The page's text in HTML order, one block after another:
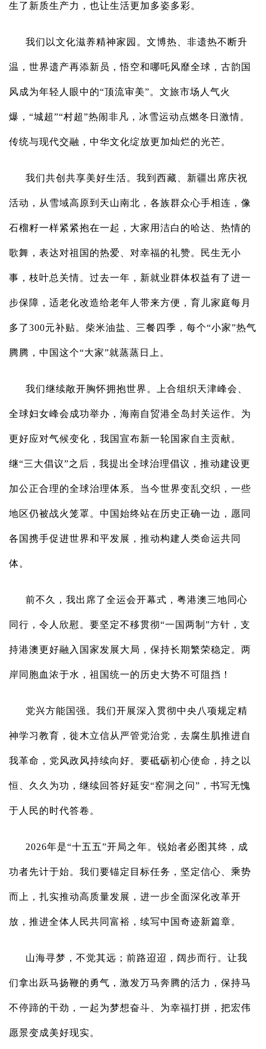
生了新质生产力，也让生活更加多姿多彩。
我们以文化滋养精神家园。文博热、非遗热不断升
温，世界遗产再添新员，悟空和哪吒风靡全球，古韵国
风成为年轻人眼中的“顶流审美”。文旅市场人气火
爆，“城超”“村超”热闹非凡，冰雪运动点燃冬日激情。
传统与现代交融，中华文化绽放更加灿烂的光芒。
我们共创共享美好生活。我到西藏、新疆出席庆祝
活动，从雪域高原到天山南北，各族群众心手相连，像
石榴籽一样紧紧抱在一起，大家用洁白的哈达、热情的
歌舞，表达对祖国的热爱、对幸福的礼赞。民生无小
事，枝叶总关情。过去一年，新就业群体权益有了进一
步保障，适老化改造给老年人带来方便，育儿家庭每月
多了300元补贴。柴米油盐、三餐四季，每个“小家”热气
腾腾，中国这个“大家”就蒸蒸日上。
我们继续敞开胸怀拥抱世界。上合组织天津峰会、
全球妇女峰会成功举办，海南自贸港全岛封关运作。为
更好应对气候变化，我国宣布新一轮国家自主贡献。
继“三大倡议”之后，我提出全球治理倡议，推动建设更
加公正合理的全球治理体系。当今世界变乱交织，一些
地区仍被战火笼罩。中国始终站在历史正确一边，愿同
各国携手促进世界和平发展，推动构建人类命运共同
体。
前不久，我出席了全运会开幕式，粤港澳三地同心
同行，令人欣慰。要坚定不移贯彻“一国两制”方针，支
持港澳更好融入国家发展大局，保持长期繁荣稳定。两
岸同胞血浓于水，祖国统一的历史大势不可阻挡！
党兴方能国强。我们开展深入贯彻中央八项规定精
神学习教育，徙木立信从严管党治党，去腐生肌推进自
我革命，党风政风持续向好。要砥砺初心使命，持之以
恒、久久为功，继续回答好延安“窑洞之问”，书写无愧
于人民的时代答卷。
2026年是“十五五”开局之年。锐始者必图其终，成
功者先计于始。我们要锚定目标任务，坚定信心、乘势
而上，扎实推动高质量发展，进一步全面深化改革开
放，推进全体人民共同富裕，续写中国奇迹新篇章。
山海寻梦，不觉其远；前路迢迢，阔步而行。让我
们拿出跃马扬鞭的勇气，激发万马奔腾的活力，保持马
不停蹄的干劲，一起为梦想奋斗、为幸福打拼，把宏伟
愿景变成美好现实。